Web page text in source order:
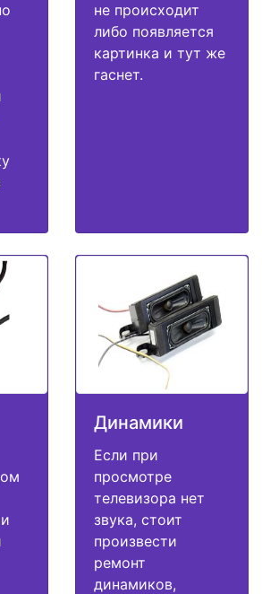
не происходит
либо появляется
картинка и тут же
гаснет.
Динамики
Если при
просмотре
телевизора нет
звука, стоит
произвести
ремонт
динамиков,